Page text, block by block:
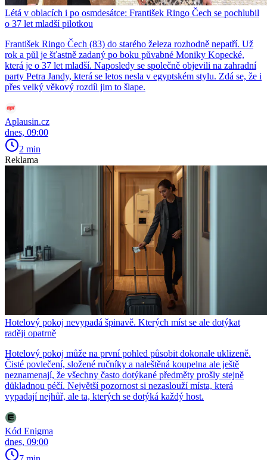
Létá v oblacích i po osmdesátce: František Ringo Čech se pochlubil
o 37 let mladší pilotkou
František Ringo Čech (83) do starého železa rozhodně nepatří. Už
rok a půl je šťastně zadaný po boku půvabné Moniky Kopecké,
která je o 37 let mladší. Naposledy se společně objevili na zahradní
party Petra Jandy, která se letos nesla v egyptském stylu. Zdá se, že i
přes velký věkový rozdíl jim to šlape.
Aplausin.cz
dnes, 09:00
2 min
Reklama
Hotelový pokoj nevypadá špinavě. Kterých míst se ale dotýkat
raději opatrně
Hotelový pokoj může na první pohled působit dokonale uklizeně.
Čisté povlečení, složené ručníky a naleštěná koupelna ale ještě
neznamenají, že všechny často dotýkané předměty prošly stejně
důkladnou péčí. Největší pozornost si nezaslouží místa, která
vypadají nejhůř, ale ta, kterých se dotýká každý host.
Kód Enigma
dnes, 09:00